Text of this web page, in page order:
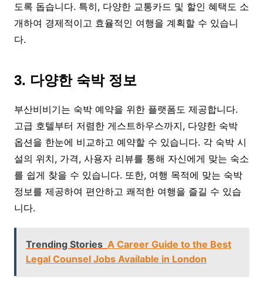
도록 돕습니다. 특히, 다양한 교통카드 및 할인 혜택도 소
개하여 경제적이고 효율적인 여행을 계획할 수 있습니
다.
3. 다양한 숙박 정보
부산비비기는 숙박 예약을 위한 플랫폼도 제공합니다.
고급 호텔부터 저렴한 게스트하우스까지, 다양한 숙박
옵션을 한눈에 비교하고 예약할 수 있습니다. 각 숙박 시
설의 위치, 가격, 사용자 리뷰를 통해 자신에게 맞는 숙소
를 쉽게 찾을 수 있습니다. 또한, 여행 목적에 맞는 숙박
정보를 제공하여 편안하고 쾌적한 여행을 즐길 수 있습
니다.
Trending Stories A Career Guide to the Best
Legal Counsel Jobs Available in London